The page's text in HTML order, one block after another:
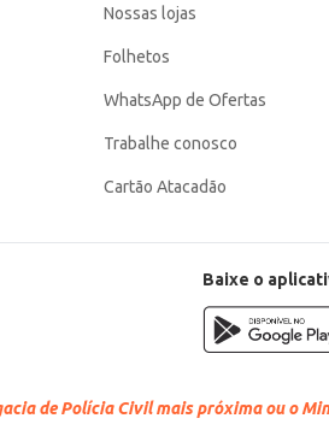
Nossas lojas
Folhetos
WhatsApp de Ofertas
Trabalhe conosco
Cartão Atacadão
Baixe o
de Polícia Civil mais próxima ou o